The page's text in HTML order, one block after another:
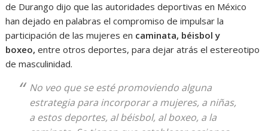
de Durango dijo que las autoridades deportivas en México
han dejado en palabras el compromiso de impulsar la
participación de las mujeres en caminata, béisbol y
boxeo,entre otros deportes, para dejar atrás el estereotipo
de masculinidad.
No veo que se esté promoviendo alguna
estrategia para incorporar a mujeres, a niñas,
a estos deportes, al béisbol, al boxeo, a la